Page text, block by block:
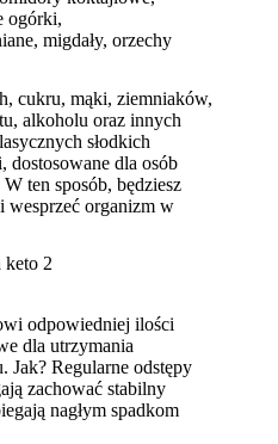
ogórki,
migdały, orzechy
cukru, mąki, ziemniaków,
alkoholu oraz innych
słodkich
dostosowane dla osób
ten sposób, będziesz
wesprzeć organizm w
odpowiedniej ilości
dla utrzymania
Jak? Regularne odstępy
zachować stabilny
nagłym spadkom